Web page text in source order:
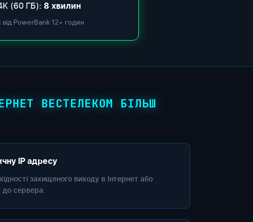
(60 ГБ): 8 хвилин
PowerBank 12+ годин
ВЕСТЕЛЕКОМ БІЛЬШ
IP адресу
захищеного виходу в Інтернет або
до сервера.